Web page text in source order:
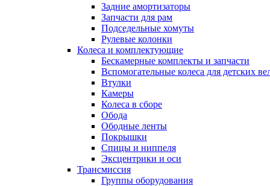
Задние амортизаторы
Запчасти для рам
Подседельные хомуты
Рулевые колонки
Колеса и комплектующие
Бескамерные комплекты и запчасти
Вспомогательные колеса для детских
Втулки
Камеры
Колеса в сборе
Обода
Ободные ленты
Покрышки
Спицы и ниппеля
Эксцентрики и оси
Трансмиссия
Группы оборудования